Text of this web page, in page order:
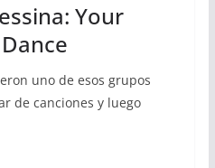
Your
uno de esos grupos
de canciones y luego